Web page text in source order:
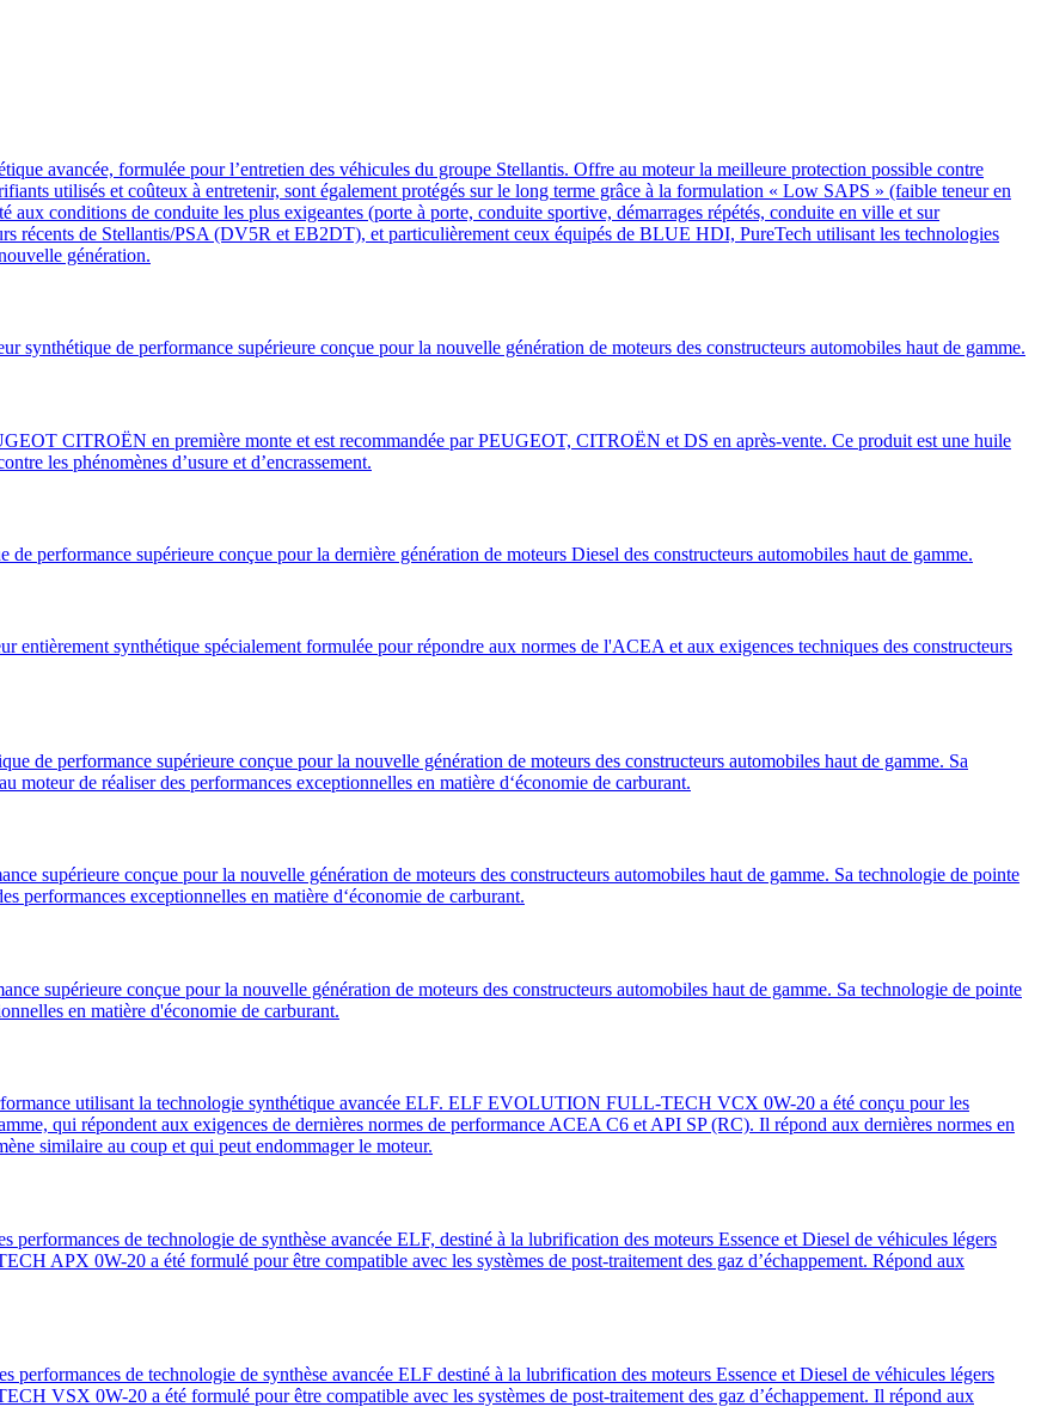
avancée, formulée pour l’entretien des véhicules du groupe Stellantis. Offre au moteur la meilleure protection possible contre
utilisés et coûteux à entretenir, sont également protégés sur le long terme grâce à la formulation « Low SAPS » (faible teneur en
aux conditions de conduite les plus exigeantes (porte à porte, conduite sportive, démarrages répétés, conduite en ville et sur
récents de Stellantis/PSA (DV5R et EB2DT), et particulièrement ceux équipés de BLUE HDI, PureTech utilisant les technologies
génération.
de performance supérieure conçue pour la nouvelle génération de moteurs des constructeurs automobiles haut de gamme.
CITROËN en première monte et est recommandée par PEUGEOT, CITROËN et DS en après-vente. Ce produit est une huile
les phénomènes d’usure et d’encrassement.
supérieure conçue pour la dernière génération de moteurs Diesel des constructeurs automobiles haut de gamme.
synthétique spécialement formulée pour répondre aux normes de l'ACEA et aux exigences techniques des constructeurs
performance supérieure conçue pour la nouvelle génération de moteurs des constructeurs automobiles haut de gamme. Sa
de réaliser des performances exceptionnelles en matière d‘économie de carburant.
supérieure conçue pour la nouvelle génération de moteurs des constructeurs automobiles haut de gamme. Sa technologie de pointe
performances exceptionnelles en matière d‘économie de carburant.
supérieure conçue pour la nouvelle génération de moteurs des constructeurs automobiles haut de gamme. Sa technologie de pointe
en matière d'économie de carburant.
utilisant la technologie synthétique avancée ELF. ELF EVOLUTION FULL-TECH VCX 0W-20 a été conçu pour les
qui répondent aux exigences de dernières normes de performance ACEA C6 et API SP (RC). Il répond aux dernières normes en
similaire au coup et qui peut endommager le moteur.
de technologie de synthèse avancée ELF, destiné à la lubrification des moteurs Essence et Diesel de véhicules légers
APX 0W-20 a été formulé pour être compatible avec les systèmes de post-traitement des gaz d’échappement. Répond aux
de technologie de synthèse avancée ELF destiné à la lubrification des moteurs Essence et Diesel de véhicules légers
VSX 0W-20 a été formulé pour être compatible avec les systèmes de post-traitement des gaz d’échappement. Il répond aux